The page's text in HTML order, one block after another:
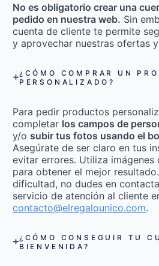
No es obligatorio crear una
pedido en nuestra web. Sin
cuenta de cliente te permite
y aprovechar nuestras ofertas
¿CÓMO COMPRAR UN
PERSONALIZADO?
Para pedir productos
completar los campos de
y/o subir tus fotos usando el
Asegúrate de ser claro en tus
evitar errores. Utiliza imágenes
para obtener el mejor
dificultad, no dudes en
servicio de atención al cliente
contacto@elregalounico.com.
¿CÓMO CONSEGUIR TU
BIENVENIDA?